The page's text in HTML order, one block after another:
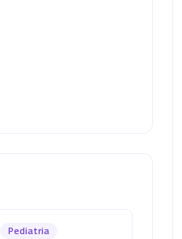
Pediatria